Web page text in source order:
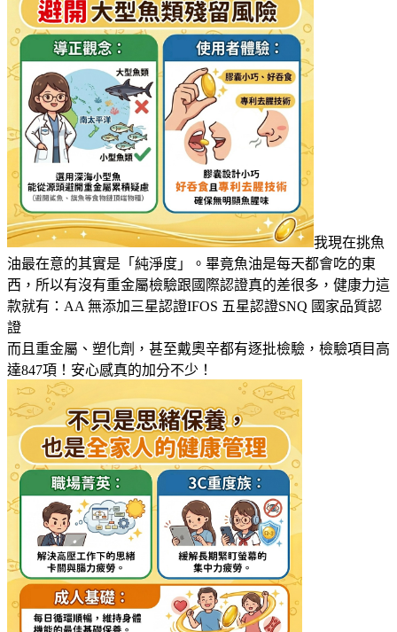
我現在挑魚
油最在意的其實是「純淨度」。畢竟魚油是每天都會吃的東
西，所以有沒有重金屬檢驗跟國際認證真的差很多，健康力這
款就有：AA 無添加三星認證IFOS 五星認證SNQ 國家品質認
證
而且重金屬、塑化劑，甚至戴奧辛都有逐批檢驗，檢驗項目高
達847項！安心感真的加分不少！